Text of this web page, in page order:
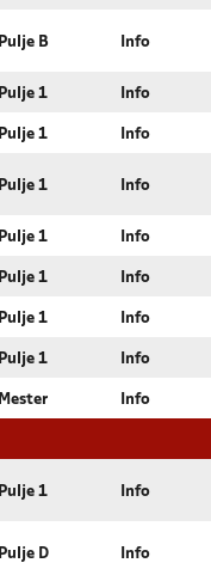
Pulje B Info
Pulje 1 Info
Pulje 1 Info
Pulje 1 Info
Pulje 1 Info
Pulje 1 Info
Pulje 1 Info
Pulje 1 Info
Mester Info
Pulje 1 Info
Pulje D Info